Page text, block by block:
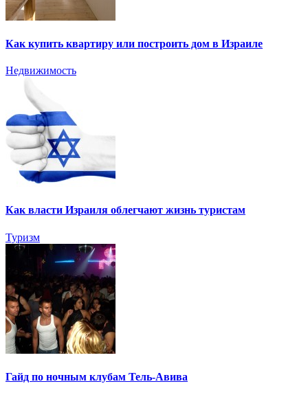
Как купить квартиру или построить дом в Израиле
Недвижимость
Как власти Израиля облегчают жизнь туристам
Туризм
Гайд по ночным клубам Тель-Авива